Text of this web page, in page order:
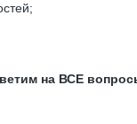
на ВСЕ